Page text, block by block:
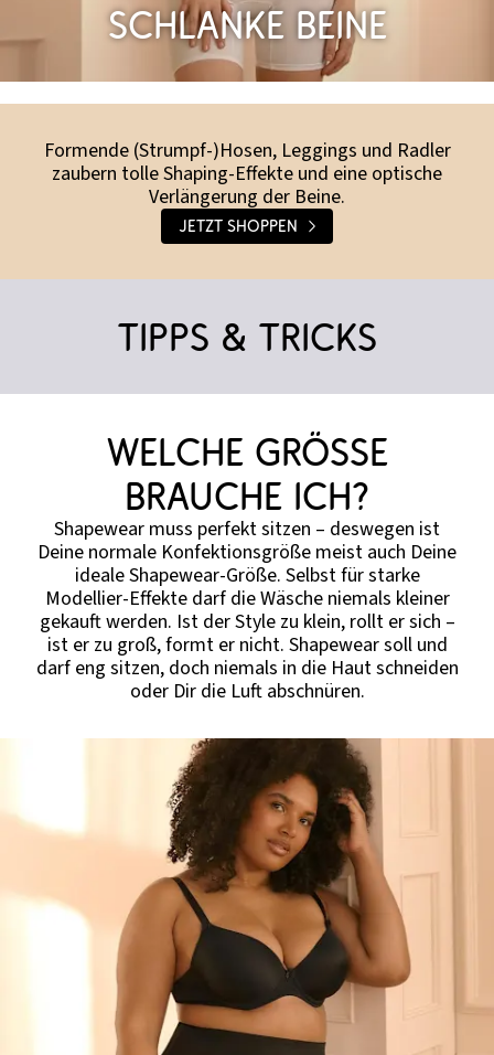
Schlanke Beine
Formende (Strumpf-)Hosen, Leggings und Radler
zaubern tolle Shaping-Effekte und eine optische
Verlängerung der Beine.
Jetzt shoppen
Tipps & Tricks
Welche Größe
brauche ich?
Shapewear muss perfekt sitzen – deswegen ist
Deine normale Konfektionsgröße meist auch Deine
ideale Shapewear-Größe. Selbst für starke
Modellier-Effekte darf die Wäsche niemals kleiner
gekauft werden. Ist der Style zu klein, rollt er sich –
ist er zu groß, formt er nicht. Shapewear soll und
darf eng sitzen, doch niemals in die Haut schneiden
oder Dir die Luft abschnüren.